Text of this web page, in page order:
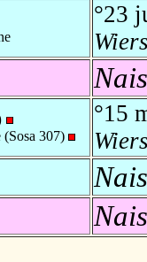
°23
307)
°15